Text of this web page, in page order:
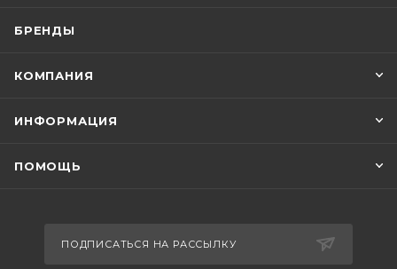
БРЕНДЫ
КОМПАНИЯ
ИНФОРМАЦИЯ
ПОМОЩЬ
ПОДПИСАТЬСЯ НА РАССЫЛКУ